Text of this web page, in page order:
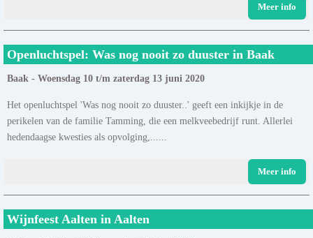
Meer info
Openluchtspel: Was nog nooit zo duuster in Baak
Baak - Woensdag 10 t/m zaterdag 13 juni 2020
Het openluchtspel 'Was nog nooit zo duuster..' geeft een inkijkje in de
perikelen van de familie Tamming, die een melkveebedrijf runt. Allerlei
hedendaagse kwesties als opvolging,......
Meer info
Wijnfeest Aalten in Aalten